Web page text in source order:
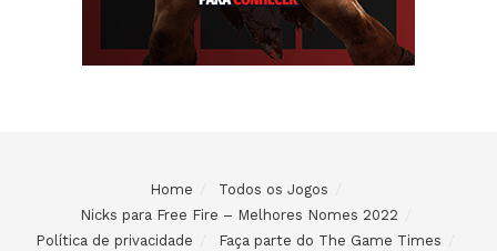
Home
Todos os Jogos
Nicks para Free Fire – Melhores Nomes 2022
Política de privacidade
Faça parte do The Game Times